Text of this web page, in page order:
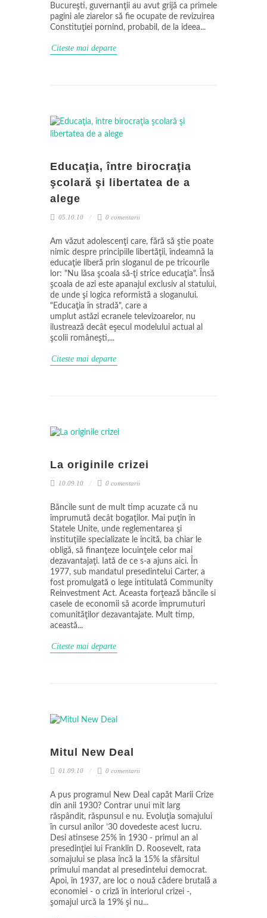
Bucureşti, guvernanţii au avut grijă ca primele
pagini ale ziarelor să fie ocupate de revizuirea
Constituţiei pornind, probabil, de la ideea...
Citeste mai departe
Educaţia, între birocraţia
şcolară şi libertatea de a
alege
05.10.10 0 comentarii
Am văzut adolescenţi care, fără să ştie poate
nimic despre principiile libertăţii, îndeamnă la
educaţie liberă prin sloganul de pe tricourile
lor: "Nu lăsa şcoala să-ţi strice educaţia". Însă
şcoala de azi este apanajul exclusiv al statului,
de unde şi logica reformistă a sloganului.
"Educaţia în stradă", care a
umplut astăzi ecranele televizoarelor, nu
ilustrează decât eşecul modelului actual al
şcolii româneşti,...
Citeste mai departe
La originile crizei
10.09.10 0 comentarii
Băncile sunt de mult timp acuzate că nu
împrumută decât bogaţilor. Mai puţin în
Statele Unite, unde reglementarea şi
instituţiile specializate le incită, ba chiar le
obligă, să finanţeze locuinţele celor mai
dezavantajaţi. Iată de ce s-a ajuns aici. În
1977, sub mandatul presedintelui Carter, a
fost promulgată o lege intitulată Community
Reinvestment Act. Aceasta forţează băncile si
casele de economii să acorde împrumuturi
comunităţilor dezavantajate. Mult timp,
această...
Citeste mai departe
Mitul New Deal
01.09.10 0 comentarii
A pus programul New Deal capăt Marii Crize
din anii 1930? Contrar unui mit larg
răspândit, răspunsul e nu. Evoluţia somajului
în cursul anilor ’30 dovedeste acest lucru.
Desi atinsese 25% în 1930 - primul an al
presedinţiei lui Franklin D. Roosevelt, rata
somajului se plasa încă la 15% la sfârsitul
primului mandat al presedintelui democrat.
Apoi, în 1937, are loc o nouă cădere brutală a
economiei - o criză în interiorul crizei -,
şomajul urcă la 19% şi nu...